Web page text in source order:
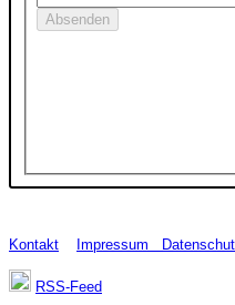
Kontakt Impressum
RSS-Feed